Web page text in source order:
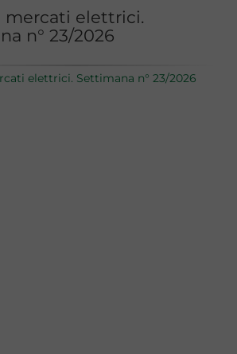
mercati elettrici.
n° 23/2026
elettrici. Settimana n° 23/2026